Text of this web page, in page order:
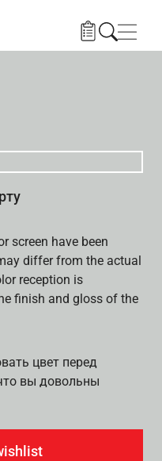
screen have been
differ from the actual
reception is
finish and gloss of the
цвет перед
вы довольны